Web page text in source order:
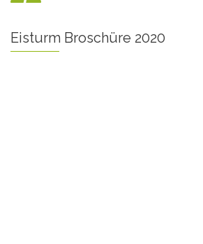
Eisturm Broschüre 2020